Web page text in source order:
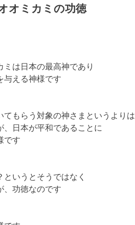
オミカミの功徳
ミは日本の最高神であり
与える神様です
てもらう対象の神さまというよりは
、日本が平和であることに
です
というとそうではなく
、功徳なのです